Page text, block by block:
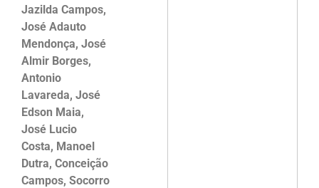
Jazilda Campos,
José Adauto
Mendonça, José
Almir Borges,
Antonio
Lavareda, José
Edson Maia,
José Lucio
Costa, Manoel
Dutra, Conceição
Campos, Socorro